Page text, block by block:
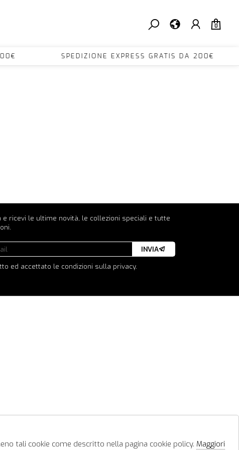
0
200€ SPEDIZIONE EXPRESS GRATIS DA
e ricevi le ultime novità, le collezioni speciali e tutte
ed accettato le condizioni sulla privacy.
INVIA
tali cookie come descritto nella pagina cookie policy. Maggiori